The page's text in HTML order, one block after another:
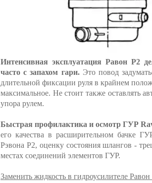
Интенсивная эксплуатация Равон Р2
часто с запахом гари.Это повод
длительной фиксации руля в крайнем
максимальное. Не стоит также оставлять
упора рулем.
Быстрая профилактика и осмотр ГУР
его качества в расширительном бачке
Рэвона Р2, оценку состояния шлангов -
местах соединений элементов ГУР.
Заменить жидкость в гидроусилителе